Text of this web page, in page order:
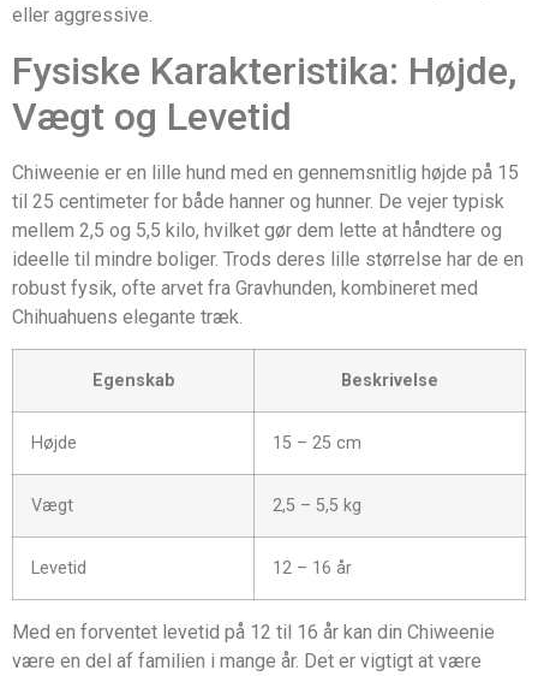
eller aggressive.
Fysiske Karakteristika: Højde,
Vægt og Levetid
Chiweenie er en lille hund med en gennemsnitlig højde på 15
til 25 centimeter for både hanner og hunner. De vejer typisk
mellem 2,5 og 5,5 kilo, hvilket gør dem lette at håndtere og
ideelle til mindre boliger. Trods deres lille størrelse har de en
robust fysik, ofte arvet fra Gravhunden, kombineret med
Chihuahuens elegante træk.
Egenskab Beskrivelse
Højde 15 – 25 cm
Vægt 2,5 – 5,5 kg
Levetid 12 – 16 år
Med en forventet levetid på 12 til 16 år kan din Chiweenie
være en del af familien i mange år. Det er vigtigt at være